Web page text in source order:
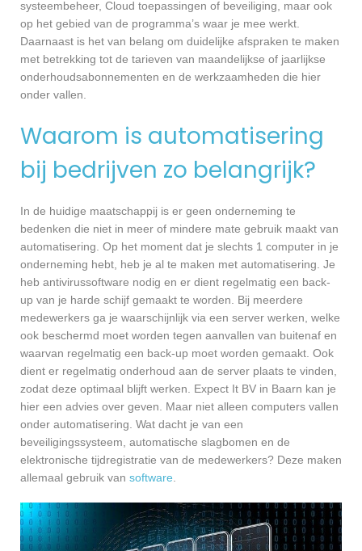
systeembeheer, Cloud toepassingen of beveiliging, maar ook
op het gebied van de programma’s waar je mee werkt.
Daarnaast is het van belang om duidelijke afspraken te maken
met betrekking tot de tarieven van maandelijkse of jaarlijkse
onderhoudsabonnementen en de werkzaamheden die hier
onder vallen.
Waarom is automatisering
bij bedrijven zo belangrijk?
In de huidige maatschappij is er geen onderneming te
bedenken die niet in meer of mindere mate gebruik maakt van
automatisering. Op het moment dat je slechts 1 computer in je
onderneming hebt, heb je al te maken met automatisering. Je
heb antivirussoftware nodig en er dient regelmatig een back-
up van je harde schijf gemaakt te worden. Bij meerdere
medewerkers ga je waarschijnlijk via een server werken, welke
ook beschermd moet worden tegen aanvallen van buitenaf en
waarvan regelmatig een back-up moet worden gemaakt. Ook
dient er regelmatig onderhoud aan de server plaats te vinden,
zodat deze optimaal blijft werken. Expect It BV in Baarn kan je
hier een advies over geven. Maar niet alleen computers vallen
onder automatisering. Wat dacht je van een
beveiligingssysteem, automatische slagbomen en de
elektronische tijdregistratie van de medewerkers? Deze maken
allemaal gebruik van software.